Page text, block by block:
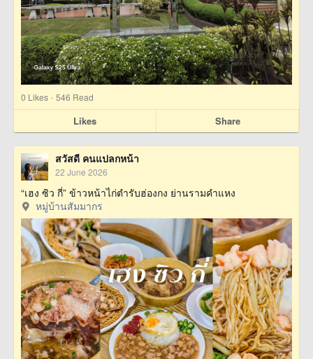
0 Likes · 546 Read
Likes Share
สวัสดี คนแปลกหน้า
22 June 2026
“เฮง ซิว กี่” ข้าวหน้าไก่ตำรับฮ่องกง ย่านรามคำแหง
หมู่บ้านสัมมากร